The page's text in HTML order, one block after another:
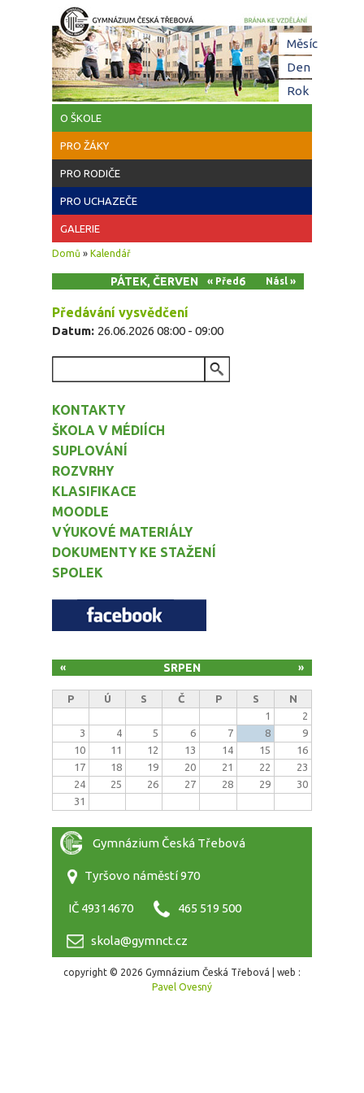
Přejít k hlavnímu obsahu
O ŠKOLE
PRO ŽÁKY
PRO RODIČE
PRO UCHAZEČE
GALERIE
Jste zde
Domů » Kalendář
PÁTEK, ČERVEN 26, 2026
« Před Násl »
Předávání vysvědčení
Datum: 26.06.2026 08:00 - 09:00
KONTAKTY
ŠKOLA V MÉDIÍCH
SUPLOVÁNÍ
ROZVRHY
KLASIFIKACE
MOODLE
VÝUKOVÉ MATERIÁLY
DOKUMENTY KE STAŽENÍ
SPOLEK
SRPEN
« »
P Ú S Č P S
N
1
2
3
4 5 6 7 8
9
10
11 12 13 14 15
16
17
18 19 20 21 22
23
24
25 26 27 28 29
30
31
Gymnázium Česká Třebová
Tyršovo náměstí 970
IČ 49314670 465 519 500
skola@gymnct.cz
copyright © 2026 Gymnázium Česká Třebová | web :
Pavel Ovesný
Měsíc
Den(aktivní
Rok